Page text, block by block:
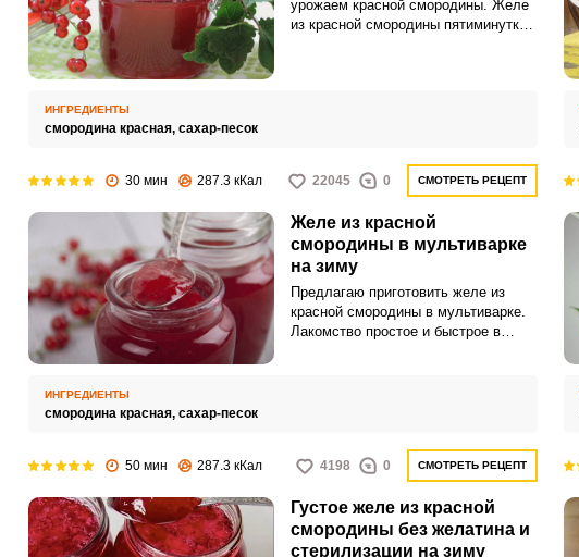
урожаем красной смородины. Желе
из красной смородины пятиминутка
ИНГРЕДИЕНТЫ
смородина красная, сахар-песок
30 мин 287.3 кКал 22045 0 СМОТРЕТЬ РЕЦЕПТ
Желе из красной
смородины в мультиварке
на зиму
Предлагаю приготовить желе из
красной смородины в мультиварке.
Лакомство простое и быстрое в
ИНГРЕДИЕНТЫ
смородина красная, сахар-песок
50 мин 287.3 кКал 4198 0 СМОТРЕТЬ РЕЦЕПТ
Густое желе из красной
смородины без желатина и
стерилизации на зиму